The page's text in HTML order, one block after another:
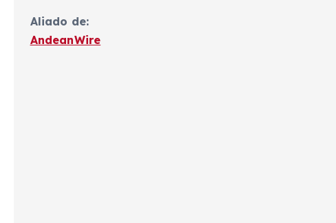
Aliado de:
AndeanWire